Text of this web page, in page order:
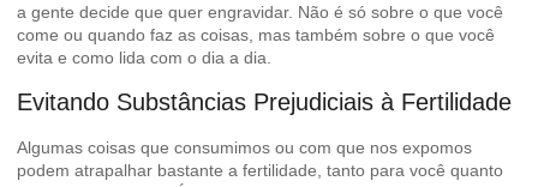
a gente decide que quer engravidar. Não é só sobre o que você
come ou quando faz as coisas, mas também sobre o que você
evita e como lida com o dia a dia.
Evitando Substâncias Prejudiciais à Fertilidade
Algumas coisas que consumimos ou com que nos expomos
podem atrapalhar bastante a fertilidade, tanto para você quanto